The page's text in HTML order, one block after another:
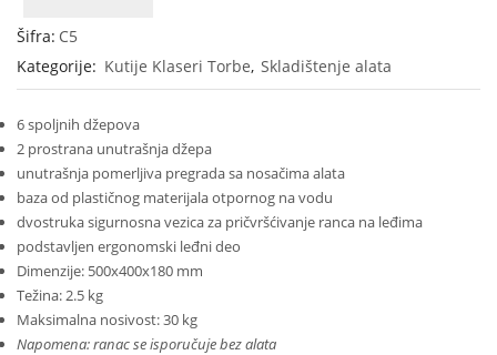
Šifra: C5
Kategorije: Kutije Klaseri Torbe, Skladištenje alata
6 spoljnih džepova
2 prostrana unutrašnja džepa
unutrašnja pomerljiva pregrada sa nosačima alata
baza od plastičnog materijala otpornog na vodu
dvostruka sigurnosna vezica za pričvršćivanje ranca na leđima
podstavljen ergonomski leđni deo
Dimenzije: 500x400x180 mm
Težina: 2.5 kg
Maksimalna nosivost: 30 kg
Napomena: ranac se isporučuje bez alata